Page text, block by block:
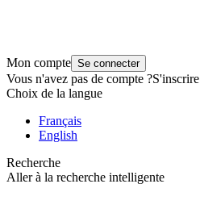
Mon compte Se connecter
Vous n'avez pas de compte ?S'inscrire
Choix de la langue
Français
English
Recherche
Aller à la recherche intelligente